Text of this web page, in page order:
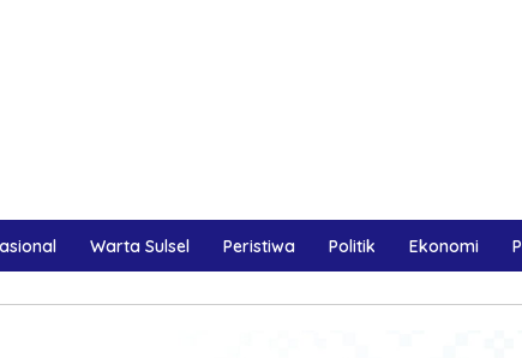
Warta Sulsel Peristiwa Politik Ekonomi